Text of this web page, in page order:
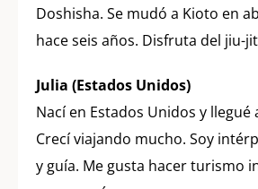
Doshisha. Se mudó a Kioto en
hace seis años. Disfruta del jiu-
Julia (Estados Unidos)
Nací en Estados Unidos y llegué
Crecí viajando mucho. Soy
y guía. Me gusta hacer turismo